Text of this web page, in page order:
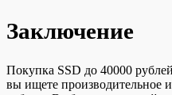
Заключение
Покупка SSD до 40000
вы ищете производительное